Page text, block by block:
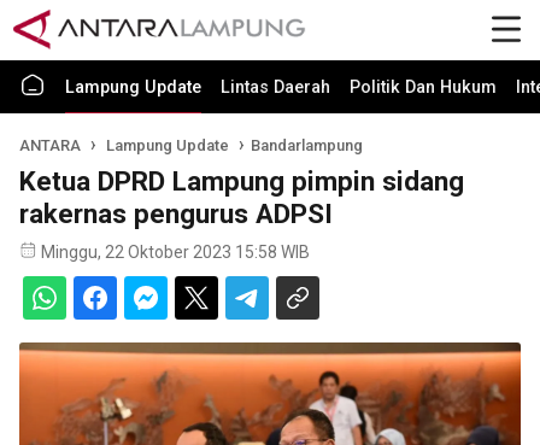
Lampung Update Lintas Daerah Politik Dan Hukum
ANTARA Lampung Update Bandarlampung
Ketua DPRD Lampung pimpin sidang
rakernas pengurus ADPSI
Minggu, 22 Oktober 2023 15:58 WIB